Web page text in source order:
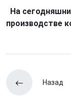
На
производстве
Назад